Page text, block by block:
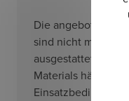
Die angebotenen
sind nicht mit UV-
ausgestattet. Die
Materials hängt von